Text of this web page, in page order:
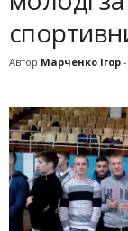
Автор Марченко Ігор -